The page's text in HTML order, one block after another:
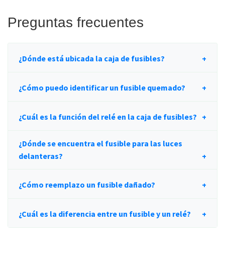
Preguntas frecuentes
¿Dónde está ubicada la caja de fusibles?
¿Cómo puedo identificar un fusible quemado?
¿Cuál es la función del relé en la caja de fusibles?
¿Dónde se encuentra el fusible para las luces
delanteras?
¿Cómo reemplazo un fusible dañado?
¿Cuál es la diferencia entre un fusible y un relé?